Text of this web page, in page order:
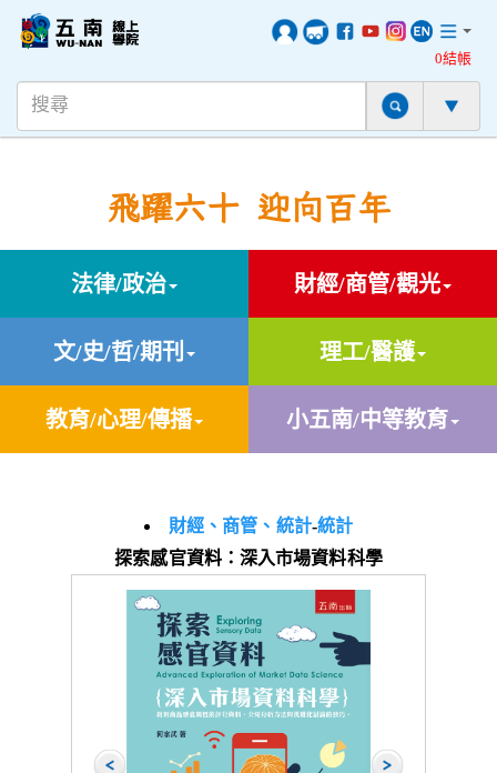
0結帳
飛躍六十 迎向百年
法律/政治 財經/商管/觀光
文/史/哲/期刊 理工/醫護
教育/心理/傳播 小五南/中等教育
財經、商管、統計-統計
探索感官資料：深入市場資料科學